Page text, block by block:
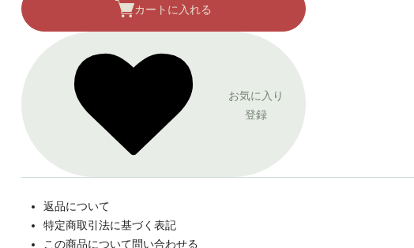
カートに入れる
お気に入り
登録
返品について
特定商取引法に基づく表記
この商品について問い合わせる